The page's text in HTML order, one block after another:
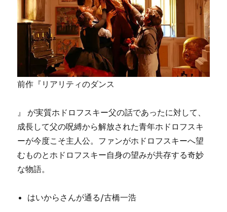
前作『リアリティのダンス
』 が実質ホドロフスキー父の話であったに対して、
成長して父の呪縛から解放された青年ホドロフスキ
ーが今度こそ主人公。ファンがホドロフスキーへ望
むものとホドロフスキー自身の望みが共存する奇妙
な物語。
はいからさんが通る/古橋一浩